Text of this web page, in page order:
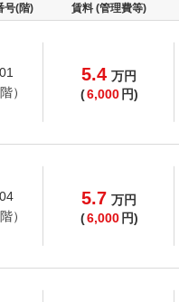
号(階) 賃料 (管理費等)
）
5.4 万円
(6,000 円)
）
5.7 万円
(6,000 円)